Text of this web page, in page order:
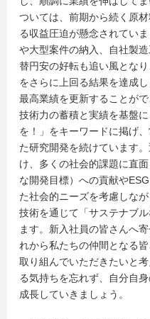
ついては、前期から続く原
る収益圧迫が懸念されてい
や大型案件の納入、自社製
替円安の好転も追い風とな
をさらに上回る結果を達成
最高業績を更新することが
技術力の蓄積と実績を基盤
を！」をキーワードに掲げ
た研究開発を続けています
け、多くの社会的課題に直
な開発目標）への貢献や
た社会的ニーズを考慮しな
技術を通じて「サステナブ
ます。新入社員の皆さんへ
れから私たちの仲間となる
取り組んでいただきたいと
る気持ちを忘れず、自分自
成長していきましょう。